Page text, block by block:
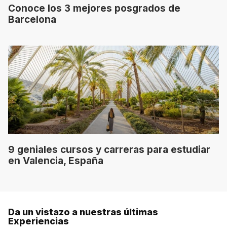
Conoce los 3 mejores posgrados de
Barcelona
9 geniales cursos y carreras para estudiar
en Valencia, España
Da un vistazo a nuestras últimas
Experiencias